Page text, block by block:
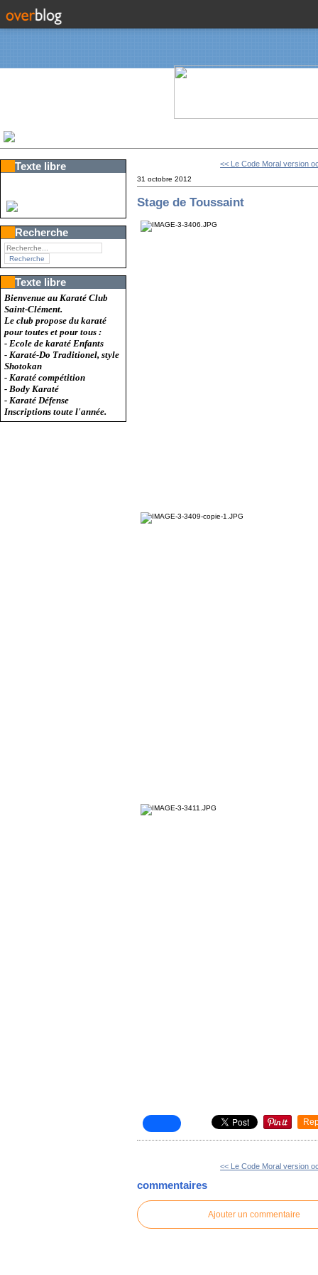
Texte libre
Recherche
Texte libre
Bienvenue au Karaté Club
Saint-Clément.
Le club propose du karaté
pour toutes et pour tous :
- Ecole de karaté Enfants
- Karaté-Do Traditionel, style
Shotokan
- Karaté compétition
- Body Karaté
- Karaté Défense
Inscriptions toute l'année.
<< Le Code Moral version
31 octobre 2012
Stage de Toussaint
<< Le Code Moral version
commentaires
Ajouter un commentaire